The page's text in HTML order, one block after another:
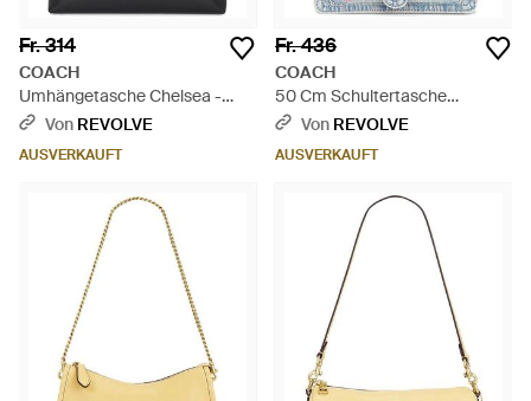
Fr. 314
COACH
Umhängetasche Chelsea -
Schwarz
Von REVOLVE
AUSVERKAUFT
Fr. 436
COACH
50 Cm Schultertasche
Embroidered Denim Tabby -
Von REVOLVE
AUSVERKAUFT